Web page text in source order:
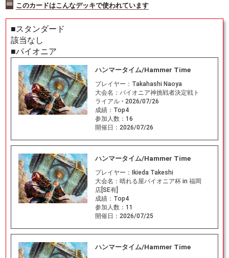
このカードはこんなデッキで使われています
■スタンダード
該当なし
■パイオニア
ハンマータイム/Hammer Time
プレイヤー： Takahashi Naoya
大会名： パイオニア神挑戦者決定戦ト
ライアル - 2026/07/26
成績： Top4
参加人数： 16
開催日： 2026/07/26
ハンマータイム/Hammer Time
プレイヤー：
Ikieda Takeshi
大会名： 晴れる屋パイオニア杯 in 福岡
店[SE有]
成績： Top4
参加人数： 11
開催日： 2026/07/25
ハンマータイム/Hammer Time